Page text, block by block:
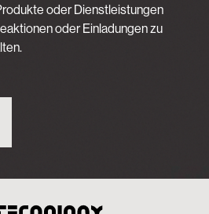
oder Dienstleistungen
oder Einladungen zu